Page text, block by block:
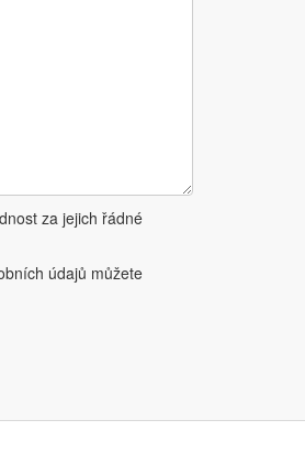
za jejich řádné
údajů můžete